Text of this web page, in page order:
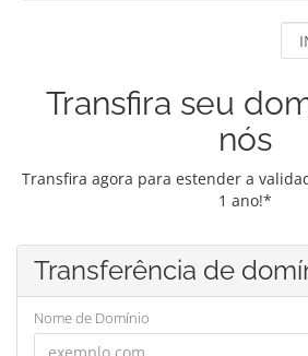
Transfira seu
nós
Transfira agora para estender a
1 ano!*
Transferência de
Nome de Domínio